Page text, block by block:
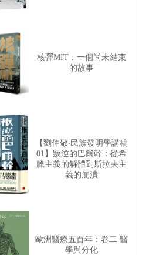
核彈MIT：一個尚未結束
的故事
【劉仲敬‧民族發明學講稿
01】叛逆的巴爾幹：從希
臘主義的解體到斯拉夫主
義的崩潰
歐洲醫療五百年：卷二 醫
學與分化